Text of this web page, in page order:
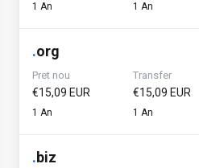
1 An 1 An
.org
Pret nou
€15,09 EUR
1 An
Transfer
€15,09 EUR
1 An
.biz